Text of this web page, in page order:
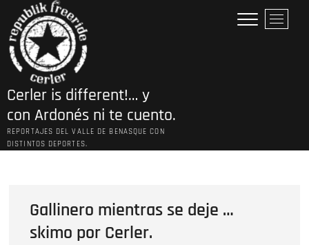
contenido
Cerler is different!… y
con Ardonés ni te cuento.
REPORTAJES DEL VALLE DE BENASQUE CON
DISTINTOS DEPORTES.
B
o
e
Gallinero mientras se deje …
skimo por Cerler.